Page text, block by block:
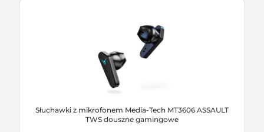
Słuchawki z mikrofonem Media-Tech MT3606 ASSAULT
TWS douszne gamingowe